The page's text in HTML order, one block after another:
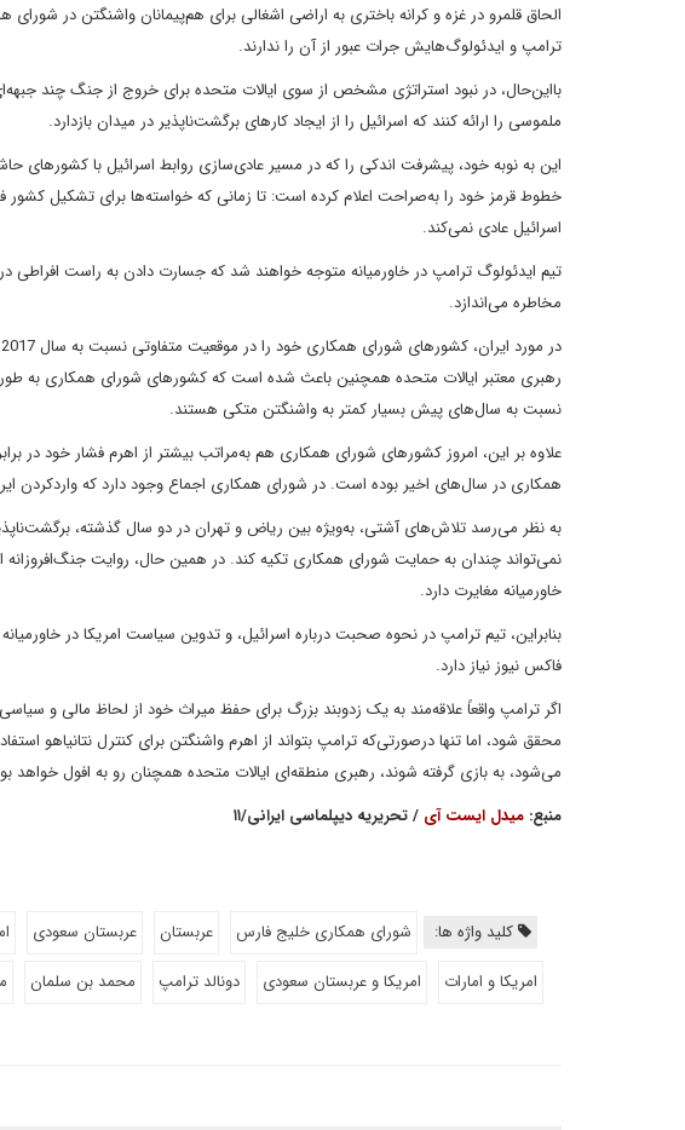
الحاق قلمرو در غزه و کرانه باختری به اراضی اشغالی برای هم‌پیمانان واشنگتن در
ترامپ و ایدئولوگ‌هایش جرات عبور از آن را ندارند.
بااین‌حال، در نبود استراتژی مشخص از سوی ایالات متحده برای خروج از جنگ چند
ملموسی را ارائه کنند که اسرائیل را از ایجاد کارهای برگشت‌ناپذیر در میدان بازدارد.
این به نوبه خود، پیشرفت اندکی را که در مسیر عادی‌سازی روابط اسرائیل با
خطوط قرمز خود را به‌صراحت اعلام کرده است: تا زمانی که خواسته‌ها برای تشکیل کشور
اسرائیل عادی نمی‌کند.
تیم ایدئولوگ ترامپ در خاورمیانه متوجه خواهند شد که جسارت دادن به راست افراطی
مخاطره می‌اندازد.
رهبری معتبر ایالات متحده همچنین باعث شده است که کشورهای شورای همکاری به
نسبت به سال‌های پیش بسیار کمتر به واشنگتن متکی هستند.
علاوه بر این، امروز کشورهای شورای همکاری هم به‌مراتب بیشتر از اهرم فشار خود در
همکاری در سال‌های اخیر بوده است. در شورای همکاری اجماع وجود دارد که واردکردن
به نظر می‌رسد تلاش‌های آشتی، به‌ویژه بین ریاض و تهران در دو سال گذشته، برگشت‌ناپذیر
نمی‌تواند چندان به حمایت شورای همکاری تکیه کند. در همین حال، روایت جنگ‌افروزانه
خاورمیانه مغایرت دارد.
بنابراین، تیم ترامپ در نحوه صحبت درباره اسرائیل، و تدوین سیاست امریکا در
فاکس نیوز نیاز دارد.
اگر ترامپ واقعاً علاقه‌مند به یک زدوبند بزرگ برای حفظ میراث خود از لحاظ مالی و
محقق شود، اما تنها درصورتی‌که ترامپ بتواند از اهرم واشنگتن برای کنترل نتانیاهو
می‌شود، به بازی گرفته شوند، رهبری منطقه‌ای ایالات متحده همچنان رو به افول خواهد
منبع: میدل ایست آی / تحریریه دیپلماسی ایرانی/۱۱
کلید واژه ها: شورای همکاری خلیج فارس عربستان عربستان سعودی
امریکا و امارات
امریکا و عربستان سعودی دونالد ترامپ محمد بن سلمان